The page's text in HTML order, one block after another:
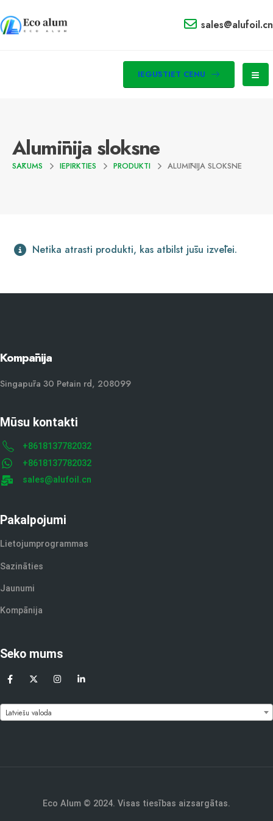
sales@alufoil.cn
IEGŪSTIET CENU
Alumīnija sloksne
SĀKUMS IEPIRKTIES PRODUKTI ALUMĪNIJA SLOKSNE
Netika atrasti produkti, kas atbilst jūsu izvēlei.
Kompānija
Singapūra 30 Petain rd, 208099
Mūsu kontakti
+8618137782032
+8618137782032
sales@alufoil.cn
Pakalpojumi
Lietojumprogrammas
Sazināties
Jaunumi
Kompānija
Seko mums
Latviešu valoda
Eco Alum © 2024. Visas tiesības aizsargātas.